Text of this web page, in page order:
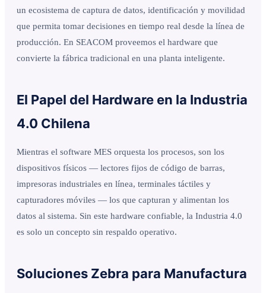
un ecosistema de captura de datos, identificación y movilidad
que permita tomar decisiones en tiempo real desde la línea de
producción. En SEACOM proveemos el hardware que
convierte la fábrica tradicional en una planta inteligente.
El Papel del Hardware en la Industria
4.0 Chilena
Mientras el software MES orquesta los procesos, son los
dispositivos físicos — lectores fijos de código de barras,
impresoras industriales en línea, terminales táctiles y
capturadores móviles — los que capturan y alimentan los
datos al sistema. Sin este hardware confiable, la Industria 4.0
es solo un concepto sin respaldo operativo.
Soluciones Zebra para Manufactura